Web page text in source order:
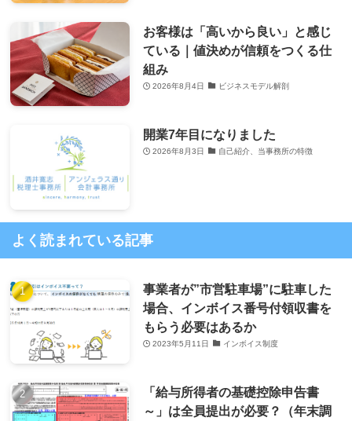
お客様は「高いから良い」と感じ
ている｜値決めが信頼をつくる仕
組み
2026年8月4日 ビジネスモデル解剖
開業7年目になりました
2026年8月3日 自己紹介、当事務所の特徴
よく読まれている記事
事業者が”市営駐車場”に駐車した
場合、インボイス番号付領収書を
もらう必要はあるか
2023年5月11日 インボイス制度
「給与所得者の基礎控除申告書
～」は全員提出が必要？（年末調